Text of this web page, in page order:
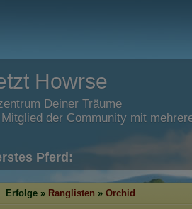
Howrse
Deiner Träume
der Community mit
Pferd:
Erfolge » Ranglisten » Orchid